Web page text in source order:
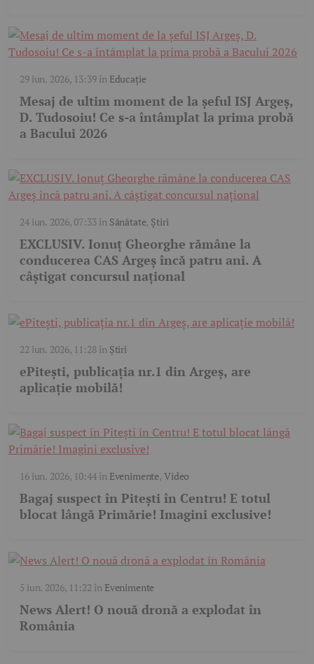
29 iun. 2026, 13:39în Educație
Mesaj de ultim moment de la șeful ISJ Argeș,
D. Tudosoiu! Ce s-a întâmplat la prima probă
a Bacului 2026
24 iun. 2026, 07:33în Sănătate, Știri
EXCLUSIV. Ionuț Gheorghe rămâne la
conducerea CAS Argeș încă patru ani. A
câștigat concursul național
22 iun. 2026, 11:28în Știri
ePitești, publicația nr.1 din Argeș, are
aplicație mobilă!
16 iun. 2026, 10:44în Evenimente,Video
Bagaj suspect în Pitești în Centru! E totul
blocat lângă Primărie! Imagini exclusive!
5 iun. 2026, 11:22 în Evenimente
News Alert! O nouă dronă a explodat în
România